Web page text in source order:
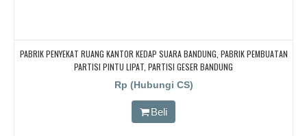
PABRIK PENYEKAT RUANG KANTOR KEDAP SUARA BANDUNG, PABRIK PEMBUATAN
PARTISI PINTU LIPAT, PARTISI GESER BANDUNG
Rp (Hubungi CS)
Beli